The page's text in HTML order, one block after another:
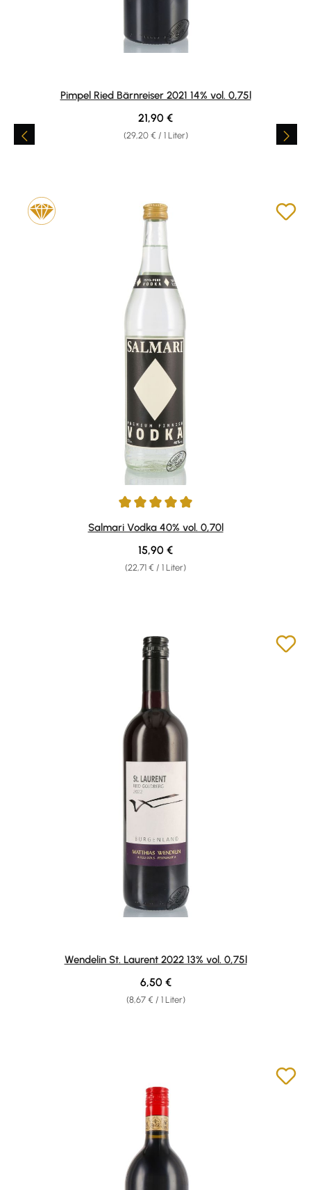
Pimpel Ried Bärnreiser 2021 14% vol. 0,75l
(29,20 € / 1 Liter)
Regulärer Preis:
21,90 €
Durchschnittliche Bewertung von 5 von 5 Sternen
Salmari Vodka 40% vol. 0,70l
(22,71 € / 1 Liter)
Regulärer Preis:
15,90 €
Wendelin St. Laurent 2022 13% vol. 0,75l
(8,67 € / 1 Liter)
Regulärer Preis:
6,50 €